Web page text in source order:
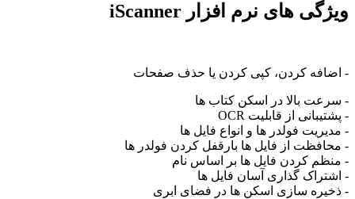
ویژگی های نرم افزار iScanner
- اضافه کردن، کپی کردن یا حذف صفحات
- سرعت بالا در اسکن کتاب ها
- پشتیبانی از قابلیت OCR
- مدیریت فولدر ها و انواع فایل ها
- محافظت از فایل ها بارقفل کردن فولدر ها
- منظم کردن فایل ها بر اساس نام
- اشتراک گذاری آسان فایل ها
- ذخیره‌ سازی اسکن ها در فضای ابری